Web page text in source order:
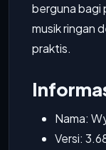
berguna bagi
musik ringan
praktis.
Nama:
Versi: